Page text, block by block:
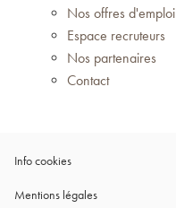
Nos offres d'emploi
Espace recruteurs
Nos partenaires
Contact
Info cookies(ouvre
une
Mentions légales(ouvre